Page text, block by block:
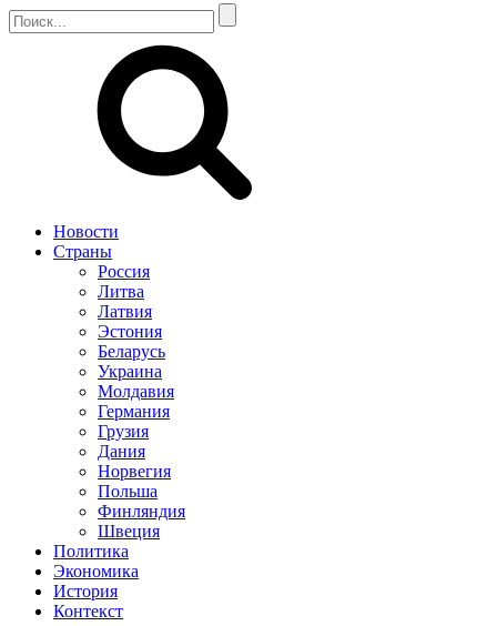
Новости
Страны
Россия
Литва
Латвия
Эстония
Беларусь
Украина
Молдавия
Германия
Грузия
Дания
Норвегия
Польша
Финляндия
Швеция
Политика
Экономика
История
Контекст